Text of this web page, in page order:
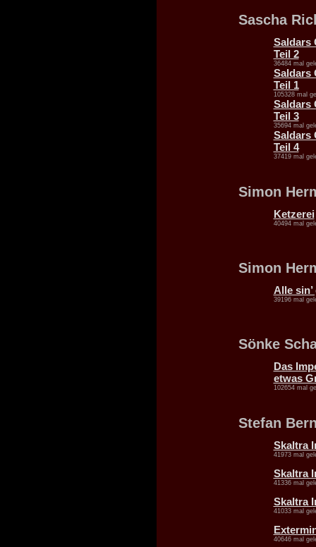
Sascha
Saldars
Teil 2
36484 mal
Saldars
Teil 1
105328 mal
Saldars
Teil 3
35694 mal
Saldars
Teil 4
37419 mal
Simon
Ketzerei
40494 mal
Simon
Alle
39196 mal
Sönke
Das
etwas
102654 mal
Stefan
Skaltra
41973 mal
Skaltra
41336 mal
Skaltra
41033 mal
40646 mal